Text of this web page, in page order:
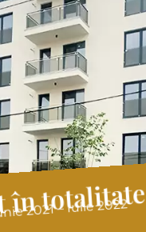
în totalitate
2021 – Iulie 2022